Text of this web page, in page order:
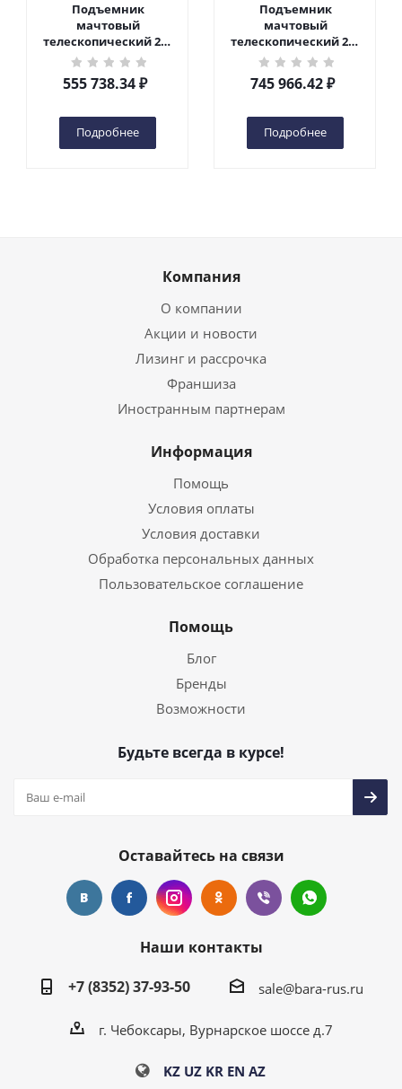
Подъемник
мачтовый
телескопический 200
кг 6 м TOR GTWY6-200S
DC 2-мачтовый
(автономный) (G) в
555 738.34₽
Подробнее
Подъемник
мачтовый
телескопический 200
кг 10 м TOR GTWY10-
200S DC 2-мачтовый
(автономный) (N) в
745 966.42₽
Подробнее
Компания
О компании
Акции и новости
Лизинг и рассрочка
Франшиза
Иностранным партнерам
Информация
Помощь
Условия оплаты
Условия доставки
Обработка персональных данных
Пользовательское соглашение
Помощь
Блог
Бренды
Возможности
Будьте всегда в курсе!
Оставайтесь на связи
Наши контакты
+7 (8352) 37-93-50
sale@bara-rus.ru
г. Чебоксары, Вурнарское шоссе д.7
KZ UZ KR EN AZ